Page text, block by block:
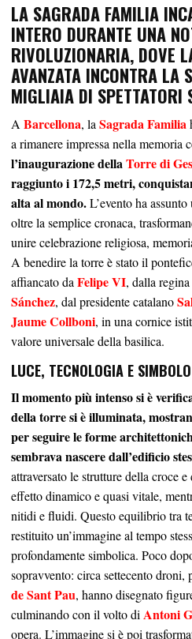
LA SAGRADA FAMILIA
INTERO DURANTE UNA
RIVOLUZIONARIA, DOVE
AVANZATA INCONTRA LA
MIGLIAIA DI SPETTATORI
ABarcellona, laSagrada Familia
a rimanere impressa nella memoria
l’inaugurazione dellaTorre di
raggiunto i 172,5 metri,
alta al mondo.L’evento ha
oltre la semplice cronaca,
unire celebrazione religiosa,
A benedire la torre è stato il
affiancato daFelipe VI, dalla regina
Sánchez, dal presidente catalano
Jaume Collboni, in una cornice
valore universale della basilica.
LUCE, TECNOLOGIA E SIMBOLO
Il momento più intenso si è
della torre si è illuminata,
per seguire le forme
sembrava nascere dall’edificio
attraversato le strutture della croce
effetto dinamico e quasi vitale,
nitidi e fluidi. Questo equilibrio tra
restituito un’immagine al tempo
profondamente simbolica. Poco
sopravvento: circa settecento droni,
de Sant Pau, hanno disegnato
culminando con il volto diAntoni
opera. L’immagine si è poi